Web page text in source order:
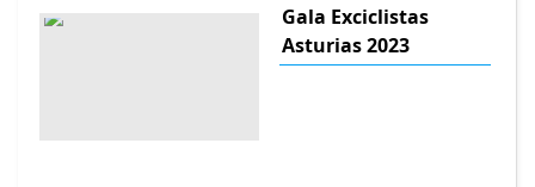
Gala Exciclistas
Asturias 2023